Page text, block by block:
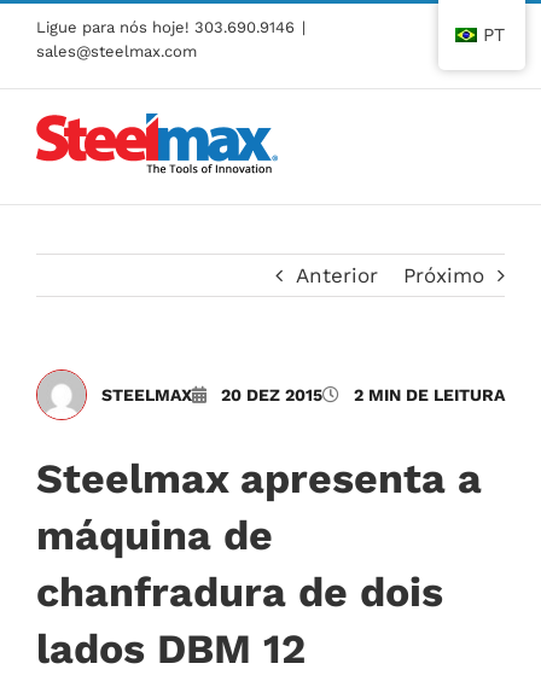
Pular
para
o
conteúdo
Ligue para nós hoje! 303.690.9146 |
sales@steelmax.com
Anterior Próximo
STEELMAX 20 DEZ 2015 2 MIN DE LEITURA
Steelmax apresenta a
máquina de
chanfradura de dois
lados DBM 12
PT